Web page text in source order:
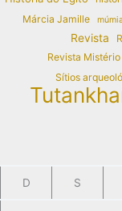
Márcia Jamille
Revista
Revista
Sítios
D S